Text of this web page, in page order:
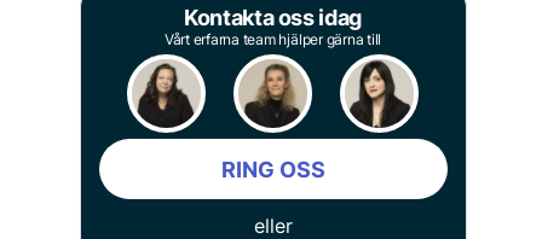
Kontakta oss idag
Vårt erfarna team hjälper gärna till
RING OSS
eller